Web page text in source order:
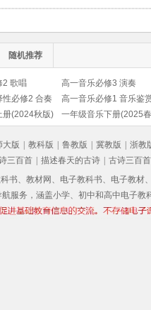
演
随机推荐
2 歌唱
高一音乐必修3 演奏
必修2 合奏
高一音乐必修1 音乐鉴
册(2024秋版) 一年级音乐下册(2025
大版 教科版 鲁教版 冀教版
浙教
三百首 描述春天的古诗
古诗三百首
书、教材网、电子教科书、电子教材
航服务，涵盖小学、初中和高中电子